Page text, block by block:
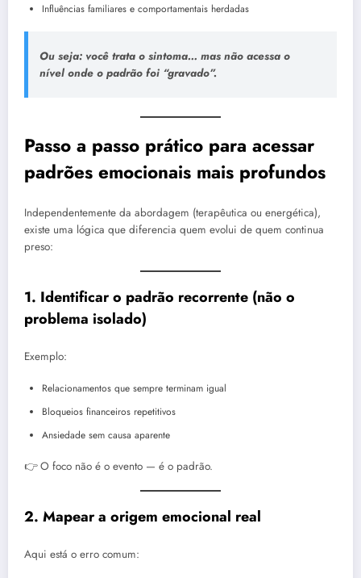
Influências familiares e comportamentais herdadas
Ou seja: você trata o sintoma… mas não acessa o
nível onde o padrão foi “gravado”.
Passo a passo prático para acessar
padrões emocionais mais profundos
Independentemente da abordagem (terapêutica ou energética),
existe uma lógica que diferencia quem evolui de quem continua
preso:
1. Identificar o padrão recorrente (não o
problema isolado)
Exemplo:
Relacionamentos que sempre terminam igual
Bloqueios financeiros repetitivos
Ansiedade sem causa aparente
👉 O foco não é o evento — é o padrão.
2. Mapear a origem emocional real
Aqui está o erro comum: